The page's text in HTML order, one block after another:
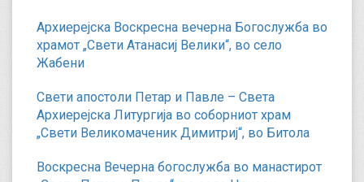
Архиерејска Воскресна вечерна Богослужба во
храмот „Свети Атанасиј Велики“, во село
Жабени
Свети апостоли Петар и Павле – Света
Архиерејска Литургија во соборниот храм
„Свети Великомаченик Димитриј“, во Битола
Воскресна Вечерна богослужба во манастирот